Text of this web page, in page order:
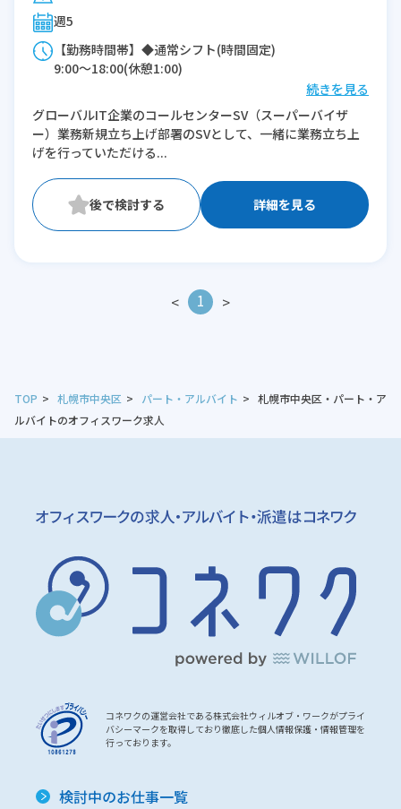
週5
【勤務時間帯】◆通常シフト(時間固定)
9:00〜18:00(休憩1:00)
※残業：10〜20時間程度/月
続きを見る
グローバルIT企業のコールセンターSV（スーパーバイザ
ー）業務新規立ち上げ部署のSVとして、一緒に業務立ち上
げを行っていただける...
詳細を見る
< 1 >
TOP 札幌市中央区 パート・アルバイト
札幌市中央区・パート・ア
ルバイトのオフィスワーク求人
コネワクの運営会社である株式会社ウィルオブ・ワークがプライ
バシーマークを取得しており徹底した個人情報保護・情報管理を
行っております。
検討中のお仕事一覧